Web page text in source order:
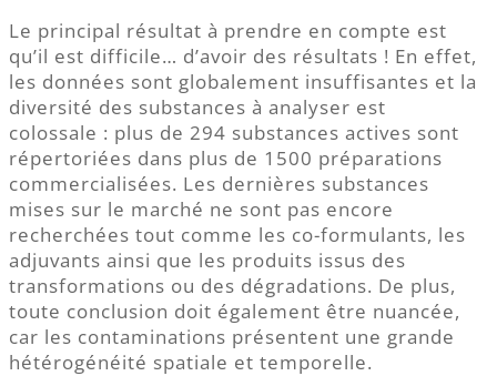
Le principal résultat à prendre en compte est
qu’il est difficile… d’avoir des résultats ! En effet,
les données sont globalement insuffisantes et la
diversité des substances à analyser est
colossale : plus de 294 substances actives sont
répertoriées dans plus de 1500 préparations
commercialisées. Les dernières substances
mises sur le marché ne sont pas encore
recherchées tout comme les co-formulants, les
adjuvants ainsi que les produits issus des
transformations ou des dégradations. De plus,
toute conclusion doit également être nuancée,
car les contaminations présentent une grande
hétérogénéité spatiale et temporelle.